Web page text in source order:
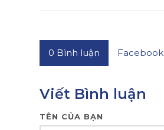
0 Bình luận Facebook
Viết Bình luận
TÊN CỦA BẠN